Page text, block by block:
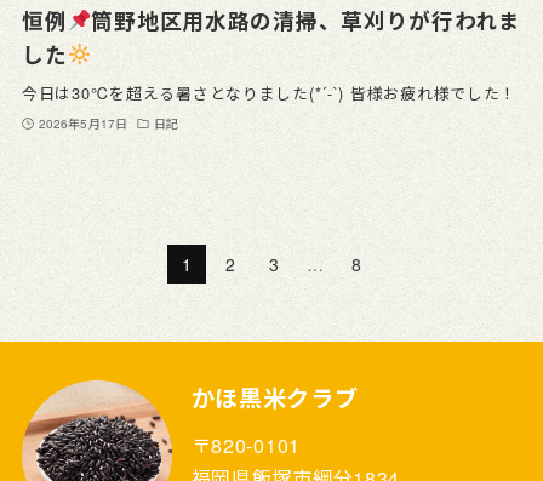
恒例
筒野地区用水路の清掃、草刈りが行われま
した
今日は30℃を超える暑さとなりました(*´-`) 皆様お疲れ様でした！
2026年5月17日 日記
1 2 3 … 8
かほ黒米クラブ
〒820-0101